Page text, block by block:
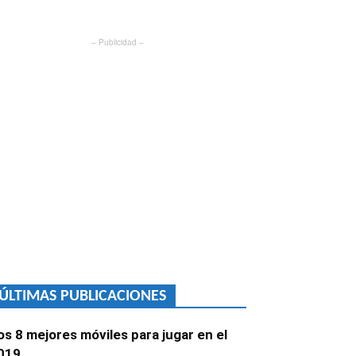
– Publicidad –
PUBLICACIONES
8 mejores móviles para jugar en el